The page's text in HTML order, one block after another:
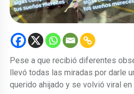
Pese a que recibió diferentes
llevó todas las miradas por darle
querido ahijado y se volvió viral